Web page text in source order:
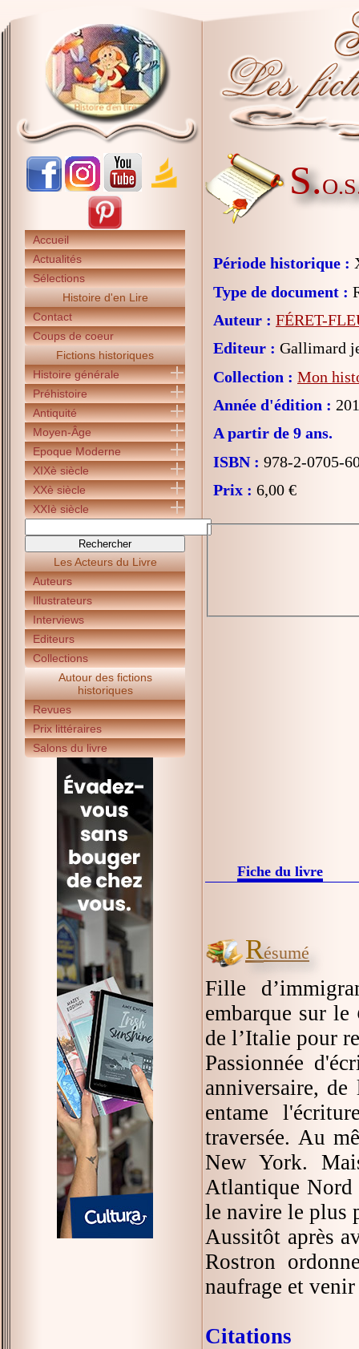
Accueil
Actualités
Sélections
Histoire d'en Lire
Contact
Coups de coeur
Fictions historiques
Histoire générale
Préhistoire
Antiquité
Moyen-Âge
Epoque Moderne
XIXè siècle
XXè siècle
XXIè siècle
Les Acteurs du Livre
Auteurs
Illustrateurs
Interviews
Editeurs
Collections
Autour des fictions
historiques
Revues
Prix littéraires
Salons du livre
S.
Période historique :
Type de document :
Auteur : FÉRET-
Editeur : Gallimard
Collection : Mon
Année d'édition :
A partir de 9 ans.
ISBN : 978-2-0705-
Prix : 6,00 €
Fiche du livre
Résumé
Fille
embarque sur le
de l’Italie pour
Passionnée
anniversaire,
entame
traversée. Au
New York.
Atlantique
le navire le plus
Aussitôt après
Rostron
naufrage et
Citations